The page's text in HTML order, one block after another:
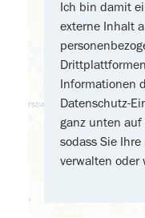
Ich bin damit
externe Inhalt
Informationen
Datenschutz-
ganz unten auf
sodass Sie
verwalten oder